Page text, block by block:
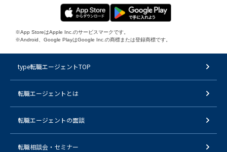
※App StoreはApple Inc.のサービスマークです。
※Android、Google PlayはGoogle Inc.の商標または登録商標です。
type転職エージェントTOP
転職エージェントとは
転職エージェントの面談
転職相談会・セミナー